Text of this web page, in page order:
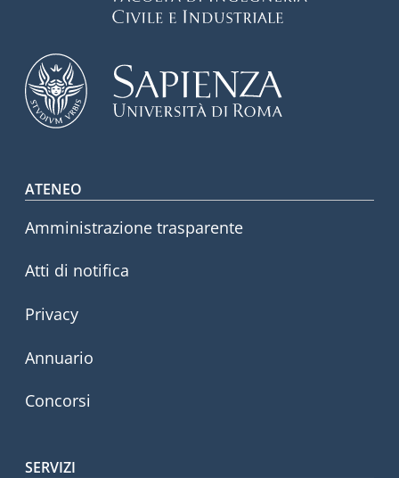
Footer menu
ATENEO
Amministrazione trasparente
Atti di notifica
Privacy
Annuario
Concorsi
SERVIZI